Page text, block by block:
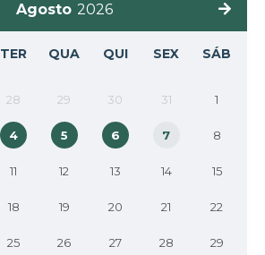
Agosto 2026
TER QUA QUI SEX SÁB
28 29 30 31 1
4 5 6 7 8
11 12 13 14 15
18 19 20 21 22
25 26 27 28 29